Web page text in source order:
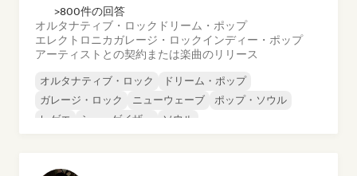
>800件の回答
オルタナティブ・ロック ドリーム・ポップ
エレクトロニカガレージ・ロックインディー・ポップ
アーティストとの契約または楽曲のリリース
オルタナティブ・ロック
ドリーム・ポップ
ガレージ・ロック
ニューウェーブ
ポップ・ソウル
レゲエ
シューゲイザー ソウル